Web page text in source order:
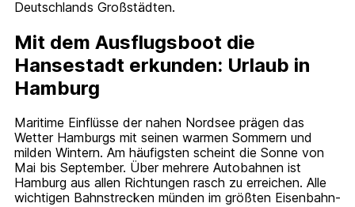
Deutschlands Großstädten.
Mit dem Ausflugsboot die
Hansestadt erkunden: Urlaub in
Hamburg
Maritime Einflüsse der nahen Nordsee prägen das
Wetter Hamburgs mit seinen warmen Sommern und
milden Wintern. Am häufigsten scheint die Sonne von
Mai bis September. Über mehrere Autobahnen ist
Hamburg aus allen Richtungen rasch zu erreichen. Alle
wichtigen Bahnstrecken münden im größten Eisenbahn-